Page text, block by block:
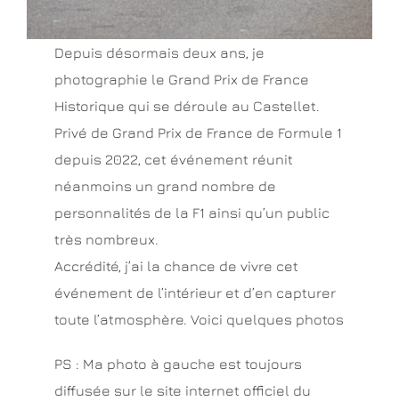
Depuis désormais deux ans, je
photographie le Grand Prix de France
Historique qui se déroule au Castellet.
Privé de Grand Prix de France de Formule 1
depuis 2022, cet événement réunit
néanmoins un grand nombre de
personnalités de la F1 ainsi qu’un public
très nombreux.
Accrédité, j’ai la chance de vivre cet
événement de l’intérieur et d’en capturer
toute l’atmosphère. Voici quelques photos
PS : Ma photo à gauche est toujours
diffusée sur le site internet officiel du